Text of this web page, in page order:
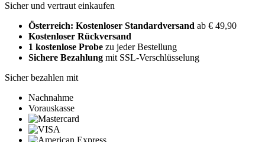
Sicher und vertraut einkaufen
Österreich: Kostenloser Standardversand ab € 49,90
Kostenloser Rückversand
1 kostenlose Probe zu jeder Bestellung
Sichere Bezahlung mit SSL-Verschlüsselung
Sicher bezahlen mit
Nachnahme
Vorauskasse